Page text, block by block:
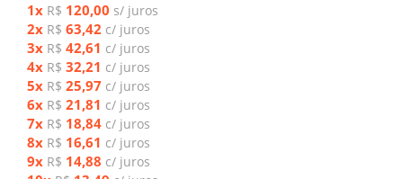
1x R$ 120,00 s/ juros
2x R$ 63,42 c/ juros
3x R$ 42,61 c/ juros
4x R$ 32,21 c/ juros
5x R$ 25,97 c/ juros
6x R$ 21,81 c/ juros
7x R$ 18,84 c/ juros
8x R$ 16,61 c/ juros
9x R$ 14,88 c/ juros